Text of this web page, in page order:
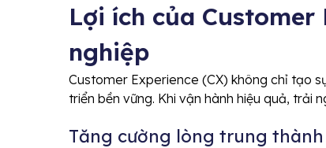
Lợi ích của
nghiệp
Customer Experience (CX) không chỉ tạo
triển bền vững. Khi vận hành hiệu quả, trải
Tăng cường lòng trung